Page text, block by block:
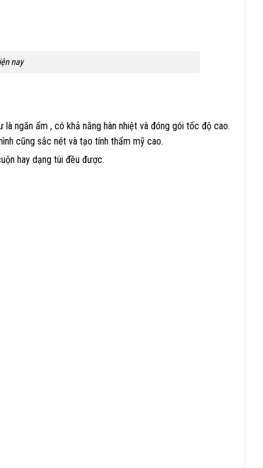
nay
là ngăn ẩm , có khả năng hàn nhiệt và đóng gói tốc độ cao.
cũng sắc nét và tạo tính thẩm mỹ cao.
hay dạng túi đều được.